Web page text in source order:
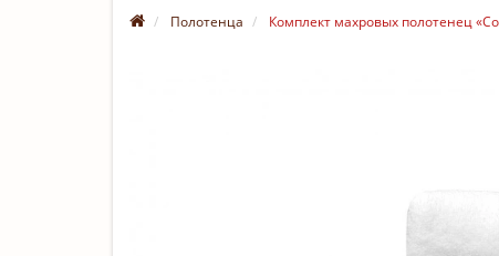
Полотенца Комплект махровых полотенец